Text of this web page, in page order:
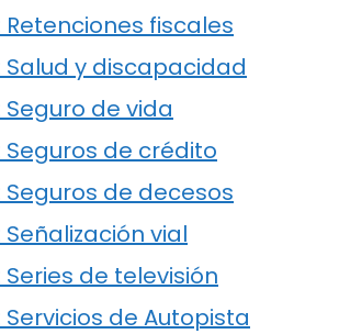
fiscales
y discapacidad
de vida
de crédito
de decesos
vial
de televisión
de Autopista